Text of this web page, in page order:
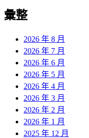
覽
彙整
2026 年 8 月
2026 年 7 月
2026 年 6 月
2026 年 5 月
2026 年 4 月
2026 年 3 月
2026 年 2 月
2026 年 1 月
2025 年 12 月